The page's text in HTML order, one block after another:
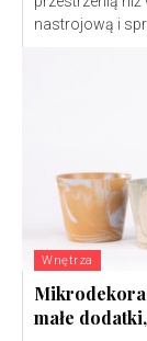
nastrojową i
Wnętrza
małe